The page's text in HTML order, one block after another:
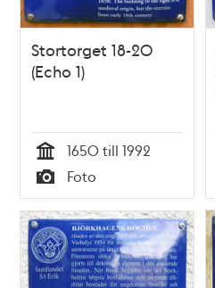
Stortorget 18-20
(Echo 1)
Tid
1650 till 1992
Typ
Foto